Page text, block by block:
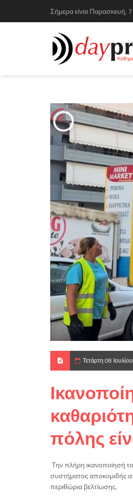
Σήμερα είναι Παρασκευή,
Τετάρτη 08
πόλης
Την πλήρη ικανοποίησή
συστήματος αποκομιδής
περιθώρια βελτίωσης.